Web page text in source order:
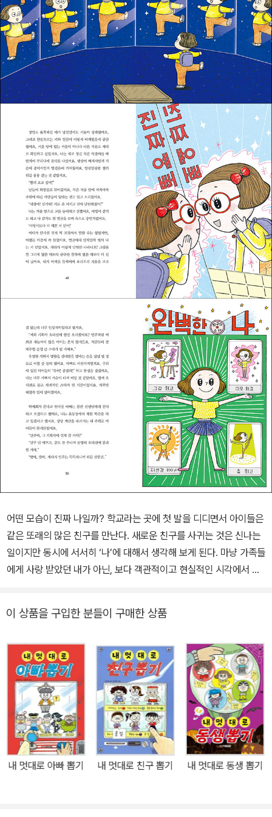
어떤 모습이 진짜 나일까? 학교라는 곳에 첫 발을 디디면서 아이들은
같은 또래의 많은 친구를 만난다. 새로운 친구를 사귀는 것은 신나는
일이지만 동시에 서서히 ‘나’에 대해서 생각해 보게 된다. 마냥 가족들
에게 사랑 받았던 내가 아닌, 보다 객관적이고 현실적인 시각에서 나
을 비교하기도 한다. ‘비교’를 통해서 아이들은 가지지 못한 것에 집중
만 이 또한 바람직한 감정은 아니다. 이처럼 정체성에 대해 고민하기
시작하는 아이의 이야기를 재미있는 판타지로 풀어낸 책이 이번에 주
니어김영사에서 출간되었다. 바로《내 멋대로 나 뽑기》이다. 《내 멋대
로 친구 뽑기》《내 멋대로 아빠 뽑기》《책으로 똥을 닦는 돼지 》로 꾸
준히 어린이 독자들에게 사랑을 받아온 최은옥 작가의 신작이다. 민
주는 곧 있을 학교 학예회에서 누구보다 멋진 모습을 선보이고 싶다.
부모님도 오실 예정이기 때문에 그 어느 때보다 걱정스럽다. 하지만
정작 자신은 다른 친구보다 뛰어난 것도 없고 외모도 지극히 평범한
이 상품을 구입한 분들이 구매한 상품
내 멋대로 아빠 뽑기 내 멋대로 친구 뽑기 내 멋대로 동생 뽑기